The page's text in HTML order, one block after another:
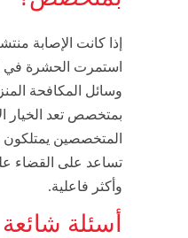
إذا كانت الإصابة
استمرت الحشرة في
وسائل المكافحة
بمتخصص تعد الخيار
المتخصصين
تساعد على القضاء
وأكثر فاعلية.
أسئلة شائعة